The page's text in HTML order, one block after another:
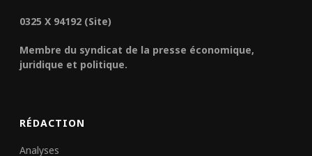
0325 X 94192 (Site)
Membre du syndicat de la presse économique,
juridique et politique.
RÉDACTION
Analyses